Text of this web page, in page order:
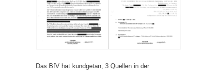
Das BfV hat kundgetan, 3 Quellen in der